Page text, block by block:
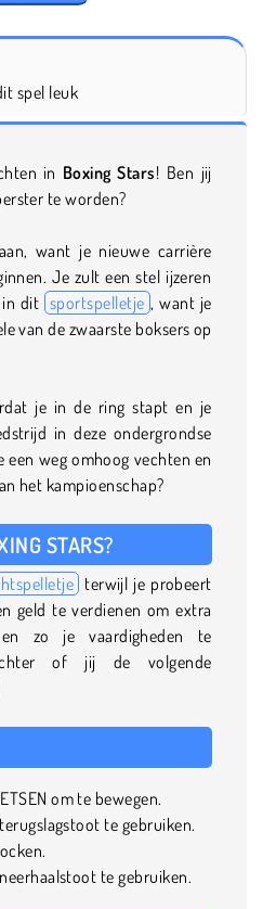
spel leuk
in Boxing Stars! Ben jij
te worden?
want je nieuwe carrière
Je zult een stel ijzeren
in dit sportspelletje , want je
van de zwaarste boksers op
je in de ring stapt en je
in deze ondergrondse
een weg omhoog vechten en
het kampioenschap?
STARS?
terwijl je probeert
geld te verdienen om extra
zo je vaardigheden te
of jij de volgende
om te bewegen.
terugslagstoot te gebruiken.
neerhaalstoot te gebruiken.